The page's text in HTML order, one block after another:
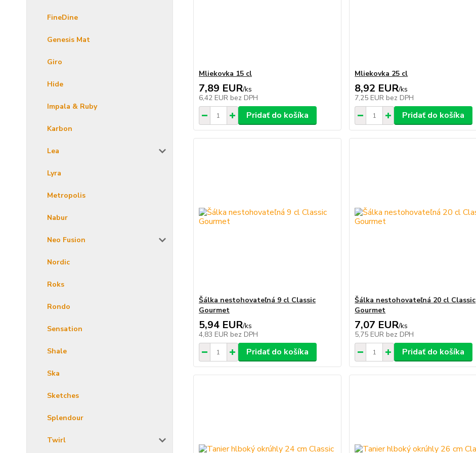
FineDine
Genesis Mat
Giro
Hide
Impala & Ruby
Karbon
Lea
Lyra
Metropolis
Nabur
Neo Fusion
Nordic
Roks
Rondo
Sensation
Shale
Ska
Sketches
Splendour
Twirl
Mliekovka 15 cl
7,89 EUR/ks
6,42 EUR bez DPH
Pridať do košíka
Mliekovka 25 cl
8,92 EUR/ks
7,25 EUR bez DPH
Pridať do košíka
Šálka nestohovateľná 9 cl Classic
Gourmet
5,94 EUR/ks
4,83 EUR bez DPH
Pridať do košíka
Šálka nestohovateľná 20 cl Classic
Gourmet
7,07 EUR/ks
5,75 EUR bez DPH
Pridať do košíka